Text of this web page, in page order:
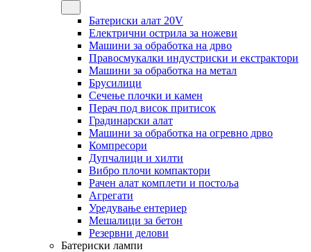
Батериски алат 20V
Електрични острила за ножеви
Машини за обработка на дрво
Правосмукалки индустриски и екстрактори
Машини за обработка на метал
Брусилици
Сечење плочки и камен
Перач под висок притисок
Градинарски алат
Машини за обработка на огревно дрво
Компресори
Дупчалици и хилти
Вибро плочи компактори
Рачен алат комплети и постоља
Агрегати
Уредување ентериер
Мешалици за бетон
Резервни делови
Батериски лампи